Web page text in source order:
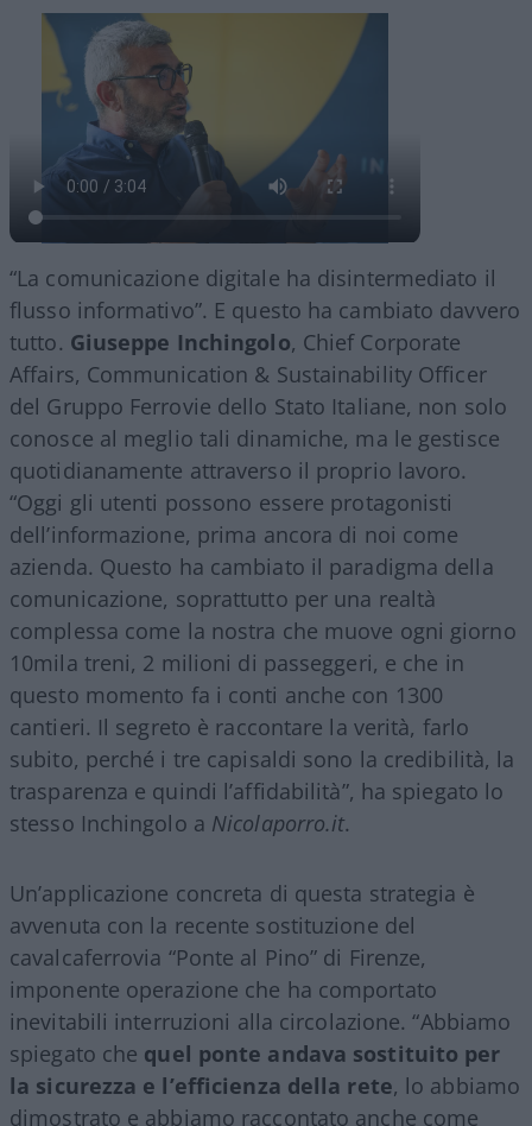
“La comunicazione digitale ha disintermediato il
flusso informativo”. E questo ha cambiato davvero
tutto. Giuseppe Inchingolo, Chief Corporate
Affairs, Communication & Sustainability Officer
del Gruppo Ferrovie dello Stato Italiane, non solo
conosce al meglio tali dinamiche, ma le gestisce
quotidianamente attraverso il proprio lavoro.
“Oggi gli utenti possono essere protagonisti
dell’informazione, prima ancora di noi come
azienda. Questo ha cambiato il paradigma della
comunicazione, soprattutto per una realtà
complessa come la nostra che muove ogni giorno
10mila treni, 2 milioni di passeggeri, e che in
questo momento fa i conti anche con 1300
cantieri. Il segreto è raccontare la verità, farlo
subito, perché i tre capisaldi sono la credibilità, la
trasparenza e quindi l’affidabilità”, ha spiegato lo
stesso Inchingolo a Nicolaporro.it.
Un’applicazione concreta di questa strategia è
avvenuta con la recente sostituzione del
cavalcaferrovia “Ponte al Pino” di Firenze,
imponente operazione che ha comportato
inevitabili interruzioni alla circolazione. “Abbiamo
spiegato che quel ponte andava sostituito per
la sicurezza e l’efficienza della rete, lo abbiamo
dimostrato e abbiamo raccontato anche come